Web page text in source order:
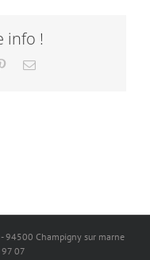
info !
PinterestEmail
- 94500 Champigny sur marne
07